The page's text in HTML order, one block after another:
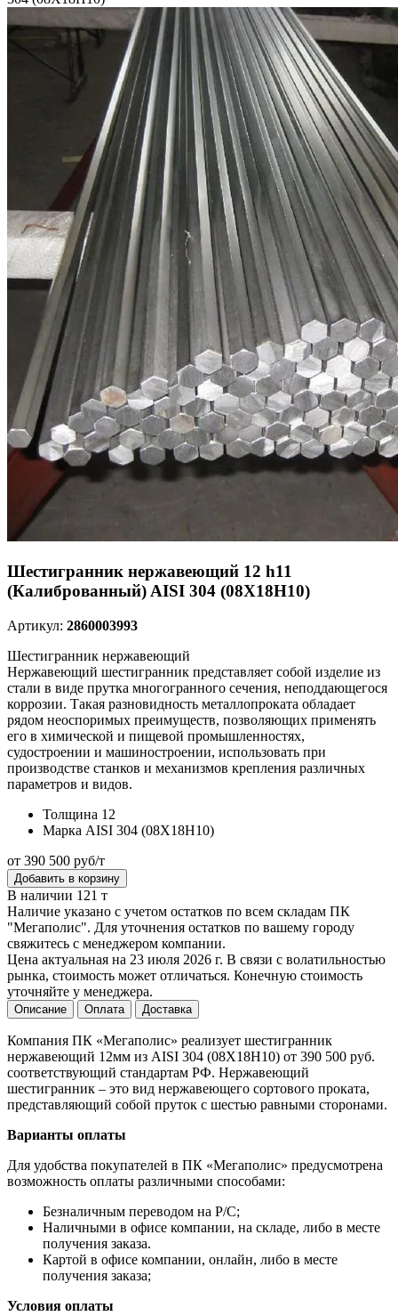
Шестигранник нержавеющий 12 h11
(Калиброванный) AISI 304 (08Х18Н10)
Артикул: 2860003993
Шестигранник нержавеющий
Нержавеющий шестигранник представляет собой изделие из
стали в виде прутка многогранного сечения, неподдающегося
коррозии. Такая разновидность металлопроката обладает
рядом неоспоримых преимуществ, позволяющих применять
его в химической и пищевой промышленностях,
судостроении и машиностроении, использовать при
производстве станков и механизмов крепления различных
параметров и видов.
Толщина 12
Марка AISI 304 (08Х18Н10)
от 390 500 руб/т
Добавить в корзину
В наличии 121 т
Наличие указано с учетом остатков по всем складам ПК
"Мегаполис". Для уточнения остатков по вашему городу
свяжитесь с менеджером компании.
Цена актуальная на 23 июля 2026 г. В связи с волатильностью
рынка, стоимость может отличаться. Конечную стоимость
уточняйте у менеджера.
Описание Оплата Доставка
Компания ПК «Мегаполис» реализует шестигранник
нержавеющий 12мм из AISI 304 (08Х18Н10) от 390 500 руб.
соответствующий стандартам РФ. Нержавеющий
шестигранник – это вид нержавеющего сортового проката,
представляющий собой пруток с шестью равными сторонами.
Варианты оплаты
Для удобства покупателей в ПК «Мегаполис» предусмотрена
возможность оплаты различными способами:
Безналичным переводом на Р/С;
Наличными в офисе компании, на складе, либо в месте
получения заказа.
Картой в офисе компании, онлайн, либо в месте
получения заказа;
Условия оплаты